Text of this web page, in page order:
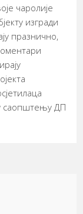
чаролије
изгради
празнично,
саопштењу ДП